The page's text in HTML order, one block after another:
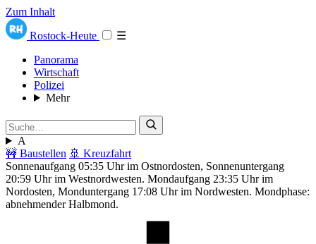
Zum Inhalt
Rostock-Heute
☰
Panorama
Wirtschaft
Polizei
Mehr
A
🚧 Baustellen 🚢 Kreuzfahrt
Sonnenaufgang 05:35 Uhr im Ostnordosten, Sonnenuntergang
20:59 Uhr im Westnordwesten. Mondaufgang 23:35 Uhr im
Nordosten, Monduntergang 17:08 Uhr im Nordwesten. Mondphase:
abnehmender Halbmond.